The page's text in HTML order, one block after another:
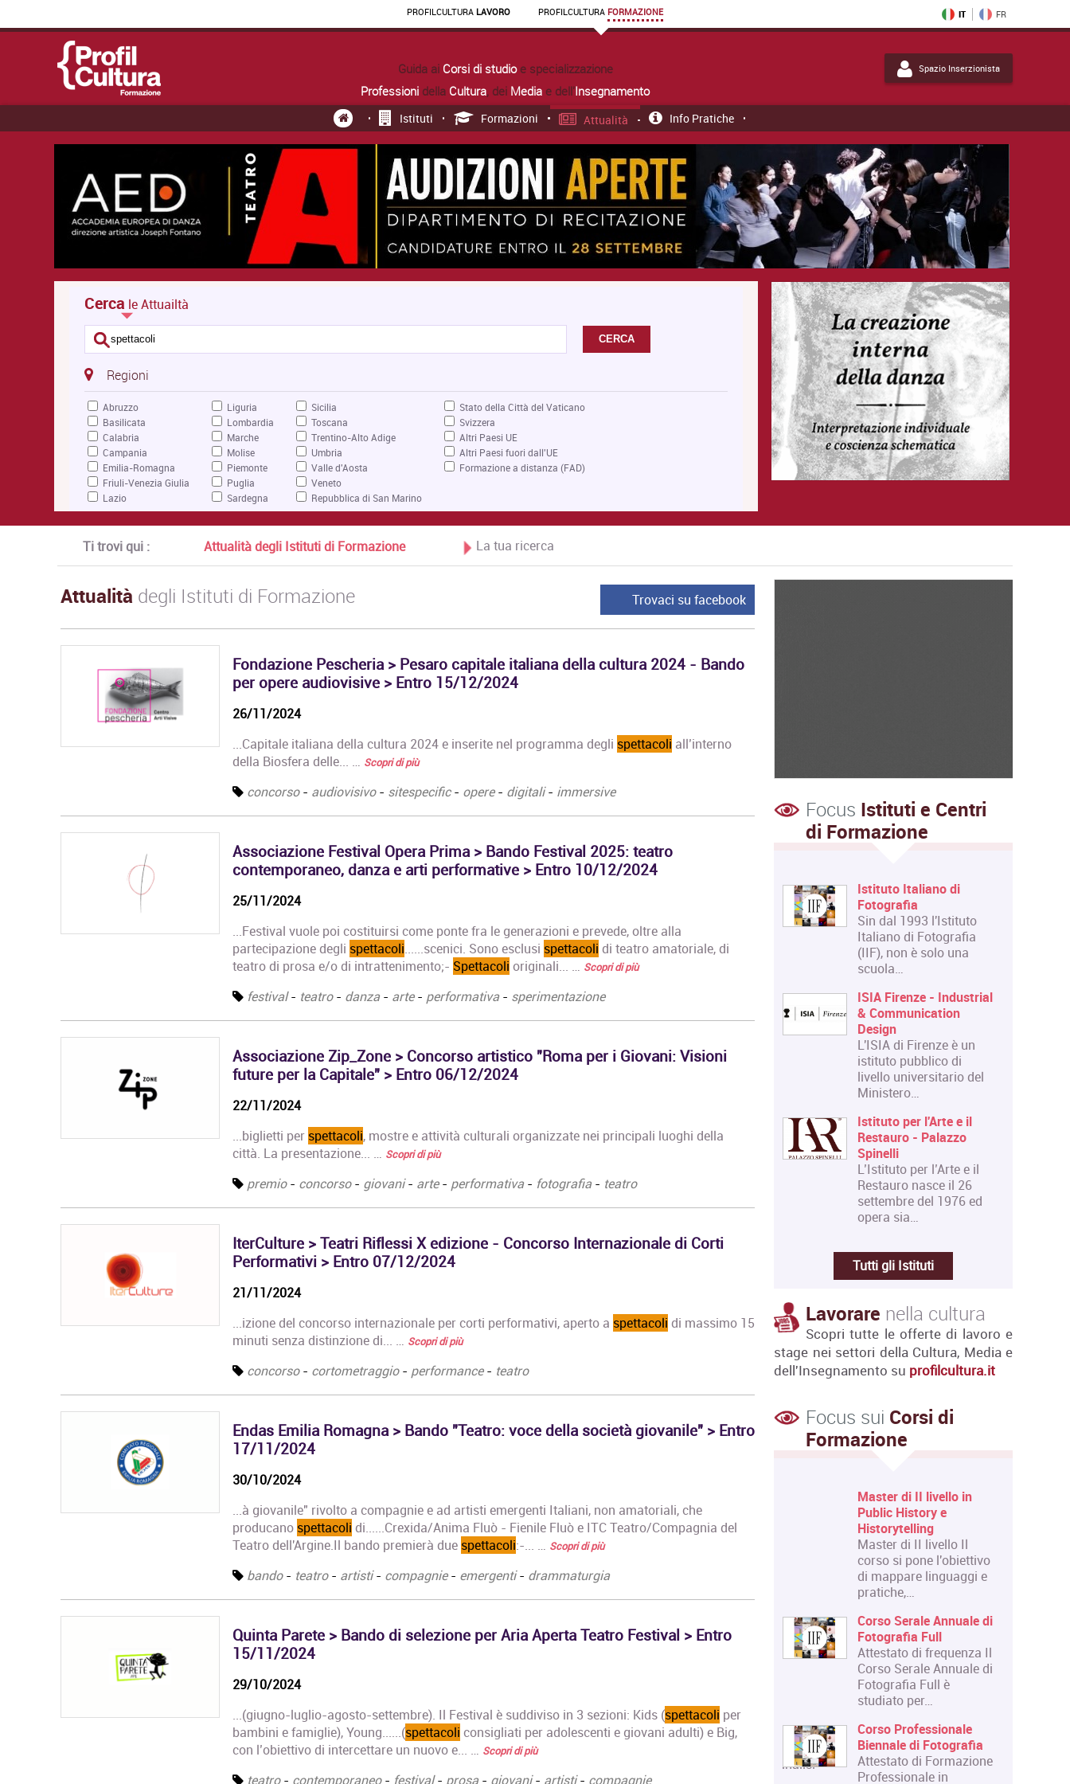
PROFILCULTURA LAVORO PROFILCULTURA FORMAZIONE IT FR
Guida ai Corsi di studioe specializzazione
Professioni della Cultura, dei Media e dell'Insegnamento
Spazio Inserzionista
Istituti Formazioni Attualità Info Pratiche
Cerca le Attuailtà
CERCA
Regioni
Abruzzo
Basilicata
Calabria
Campania
Emilia-Romagna
Friuli-Venezia Giulia
Lazio
Liguria
Lombardia
Marche
Molise
Piemonte
Puglia
Sardegna
Sicilia
Toscana
Trentino-Alto Adige
Umbria
Valle d'Aosta
Veneto
Repubblica di San Marino
Stato della Città del Vaticano
Svizzera
Altri Paesi UE
Altri Paesi fuori dall'UE
Formazione a distanza (FAD)
Ti trovi qui : Attualità degli Istituti di Formazione La tua ricerca
Attualità degli Istituti di Formazione Trovaci su facebook
Fondazione Pescheria > Pesaro capitale italiana della cultura 2024 - Bando
per opere audiovisive > Entro 15/12/2024
26/11/2024
...Capitale italiana della cultura 2024 e inserite nel programma degli spettacoli all’interno
della Biosfera delle... … Scopri di più
concorso- audiovisivo- sitespecific- opere- digitali- immersive
Associazione Festival Opera Prima > Bando Festival 2025: teatro
contemporaneo, danza e arti performative > Entro 10/12/2024
25/11/2024
...Festival vuole poi costituirsi come ponte fra le generazioni e prevede, oltre alla
partecipazione degli spettacoli......scenici. Sono esclusi spettacoli di teatro amatoriale, di
teatro di prosa e/o di intrattenimento;- Spettacoli originali... … Scopri di più
festival- teatro- danza- arte- performativa- sperimentazione
Associazione Zip_Zone > Concorso artistico "Roma per i Giovani: Visioni
future per la Capitale" > Entro 06/12/2024
22/11/2024
...biglietti per spettacoli, mostre e attività culturali organizzate nei principali luoghi della
città. La presentazione... … Scopri di più
premio- concorso- giovani- arte- performativa- fotografia- teatro
IterCulture > Teatri Riflessi X edizione - Concorso Internazionale di Corti
Performativi > Entro 07/12/2024
21/11/2024
...izione del concorso internazionale per corti performativi, aperto a spettacoli di massimo 15
minuti senza distinzione di... … Scopri di più
concorso- cortometraggio- performance- teatro
Endas Emilia Romagna > Bando "Teatro: voce della società giovanile" > Entro
17/11/2024
30/10/2024
...à giovanile" rivolto a compagnie e ad artisti emergenti Italiani, non amatoriali, che
producano spettacoli di......Crexida/Anima Fluò - Fienile Fluò e ITC Teatro/Compagnia del
Teatro dell'Argine.Il bando premierà due spettacoli:-... … Scopri di più
bando- teatro- artisti- compagnie- emergenti- drammaturgia
Quinta Parete > Bando di selezione per Aria Aperta Teatro Festival > Entro
15/11/2024
29/10/2024
...(giugno-luglio-agosto-settembre). Il Festival è suddiviso in 3 sezioni: Kids (spettacoli per
bambini e famiglie), Young......(spettacoli consigliati per adolescenti e giovani adulti) e Big,
con l’obiettivo di intercettare un nuovo e... … Scopri di più
teatro- contemporaneo- festival- prosa- giovani- artisti- compagnie
Focus Istituti e Centri
di Formazione
Istituto Italiano di
Fotografia
Sin dal 1993 l'Istituto
Italiano di Fotografia
(IIF), non è solo una
scuola…
ISIA Firenze - Industrial
& Communication
Design
L'ISIA di Firenze è un
istituto pubblico di
livello universitario del
Ministero…
Istituto per l'Arte e il
Restauro - Palazzo
Spinelli
L’Istituto per l’Arte e il
Restauro nasce il 26
settembre del 1976 ed
opera sia…
Tutti gli Istituti
Lavorare nella cultura
Scopri tutte le offerte di lavoro e
stage nei settori della Cultura, Media e
dell'Insegnamento su profilcultura.it
Focus sui Corsi di
Formazione
Diploma Accademico di
Primo Livello - Laurea
Triennale in Fashion
Corso Triennale di
Restauro del Materiale
La Qualifica formata dal
Master in
Organizzazione degli
Eventi dell'Arte e dello
Il Master rilascia un
in Architettura e Design
sostenibile
Analisi della Pala di
ermetismo simbolico
Attestato di
https://ilprato.com/corso/analisi-
pala-di-castelfranco-
Master di II livello in
Public History e
Historytelling
Master di II livello Il
corso si pone l'obiettivo
di mappare linguaggi e
pratiche,…
Corso Serale Annuale di
Fotografia Full
Attestato di frequenza Il
Corso Serale Annuale di
Fotografia Full è
studiato per…
Corso Professionale
Biennale di Fotografia
Attestato di Formazione
Professionale in